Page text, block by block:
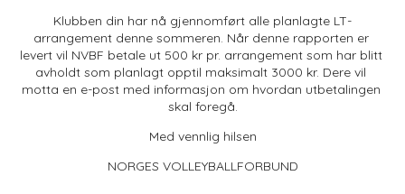
Klubben din har nå gjennomført alle planlagte LT-
arrangement denne sommeren. Når denne rapporten er
levert vil NVBF betale ut 500 kr pr. arrangement som har blitt
avholdt som planlagt opptil maksimalt 3000 kr. Dere vil
motta en e-post med informasjon om hvordan utbetalingen
skal foregå.
Med vennlig hilsen
NORGES VOLLEYBALLFORBUND